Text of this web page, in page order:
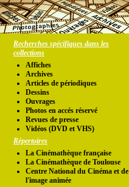
Recherches spécifiques dans les
collections
Affiches
Archives
Articles de périodiques
Dessins
Ouvrages
Photos en accés réservé
Revues de presse
Vidéos (DVD et VHS)
Répertoires
La Cinémathèque française
La Cinémathèque de Toulouse
Centre National du Cinéma et de
l'image animée